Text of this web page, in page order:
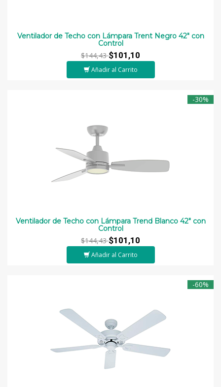
Ventilador de Techo con Lámpara Trent Negro 42" con
Control
$144,43$101,10
Añadir al Carrito
-30%
Ventilador de Techo con Lámpara Trend Blanco 42" con
Control
$144,43$101,10
Añadir al Carrito
-60%